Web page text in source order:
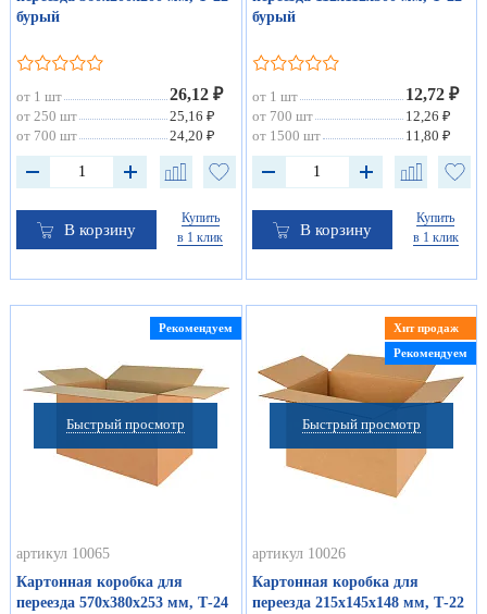
бурый
от 1 шт 26,12 ₽
от 250 шт
25,16 ₽
от 700 шт
24,20 ₽
В корзину
Купить
в 1 клик
бурый
от 1 шт 12,72 ₽
от 700 шт
12,26 ₽
от 1500 шт
11,80 ₽
В корзину
Купить
в 1 клик
Быстрый просмотр
Рекомендуем
артикул 10065
Картонная коробка для
переезда 570х380х253 мм, Т-24
Быстрый просмотр
Хит продаж
Рекомендуем
артикул 10026
Картонная коробка для
переезда 215х145х148 мм, Т-22